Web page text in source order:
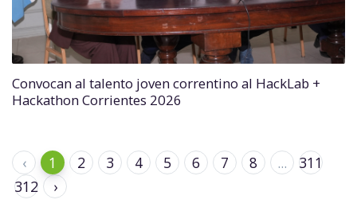
Convocan al talento joven correntino al HackLab +
Hackathon Corrientes 2026
‹ 1 2 3 4 5 6 7 8 ...
311
312
›